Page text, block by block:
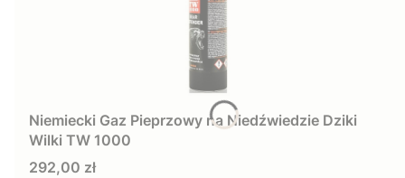
Niemiecki Gaz Pieprzowy na Niedźwiedzie Dziki
Wilki TW 1000
Cena
292,00 zł